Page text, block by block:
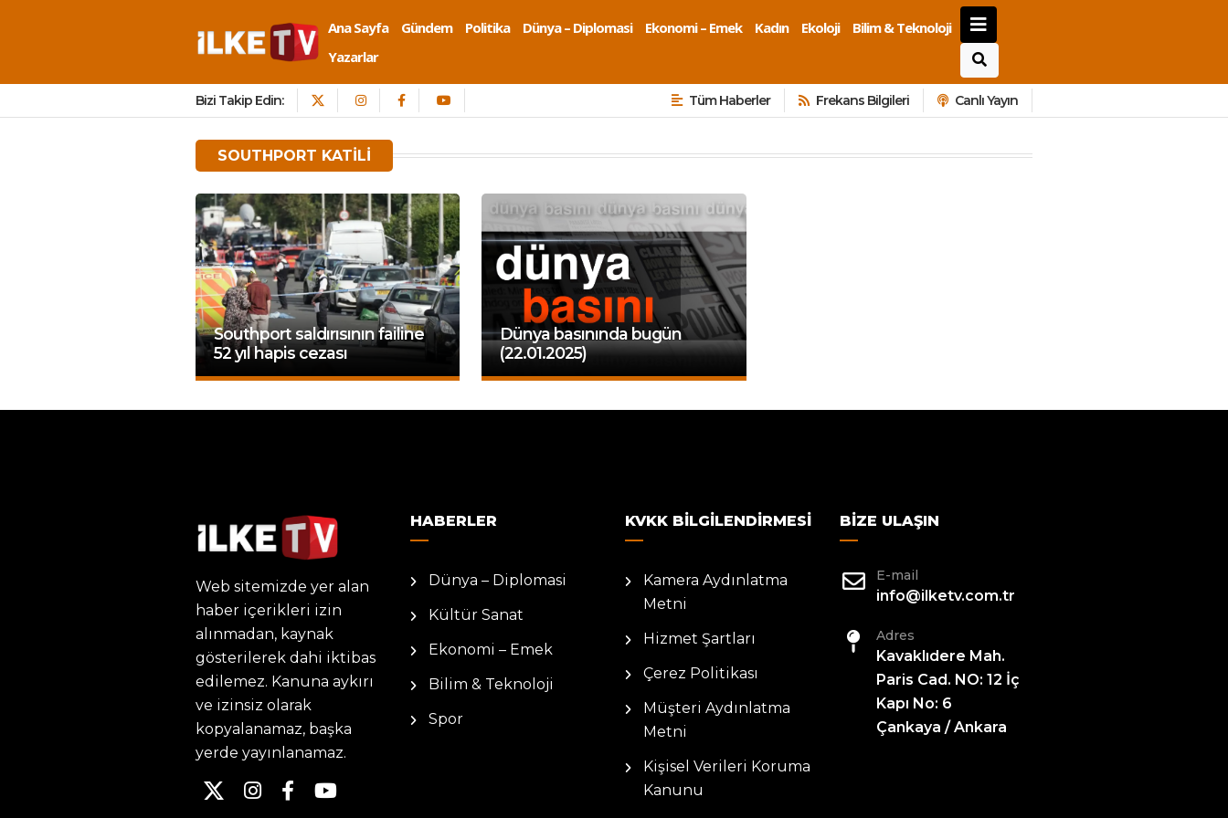
Ana Sayfa Gündem Politika Dünya – Diplomasi Ekonomi – Emek Kadın Ekoloji
Bilim & Teknoloji
Yazarlar
Bizi Takip Edin: Tüm Haberler Frekans Bilgileri Canlı Yayın
SOUTHPORT KATILI
Southport saldırısının failine
52 yıl hapis cezası
Dünya basınında bugün
(22.01.2025)
Web sitemizde yer alan
haber içerikleri izin
alınmadan, kaynak
gösterilerek dahi iktibas
edilemez. Kanuna aykırı
ve izinsiz olarak
kopyalanamaz, başka
yerde yayınlanamaz.
HABERLER
Dünya – Diplomasi
Kültür Sanat
Ekonomi – Emek
Bilim & Teknoloji
Spor
KVKK BILGILENDIRMESI
Kamera Aydınlatma
Metni
Hizmet Şartları
Çerez Politikası
Müşteri Aydınlatma
Metni
Kişisel Verileri Koruma
Kanunu
BIZE ULAŞIN
E-mail
info@ilketv.com.tr
Adres
Kavaklıdere Mah.
Paris Cad. NO: 12 İç
Kapı No: 6
Çankaya / Ankara